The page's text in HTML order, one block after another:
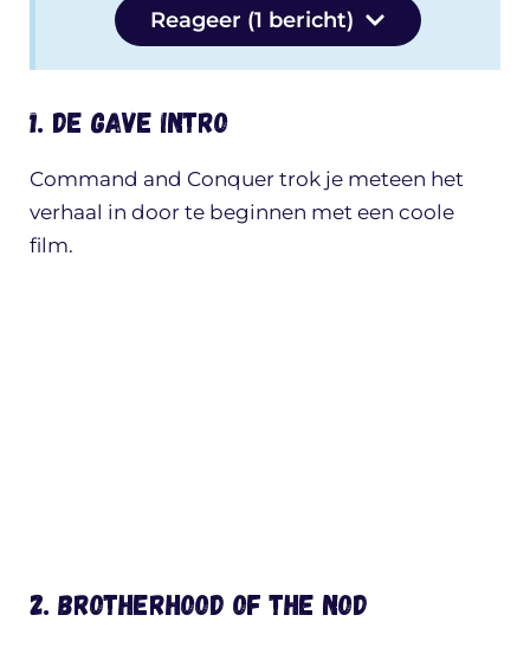
Reageer (1 bericht)
1. De gave intro
Command and Conquer trok je meteen het
verhaal in door te beginnen met een coole
film.
2. Brotherhood of the Nod